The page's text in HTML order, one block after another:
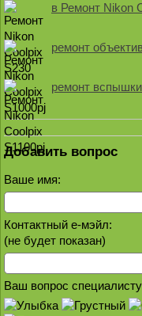
в Ремонт Nikon
ремонт
ремонт
Добавить вопрос
Ваше имя:
Контактный е-мэйл:
(не будет показан)
Ваш вопрос